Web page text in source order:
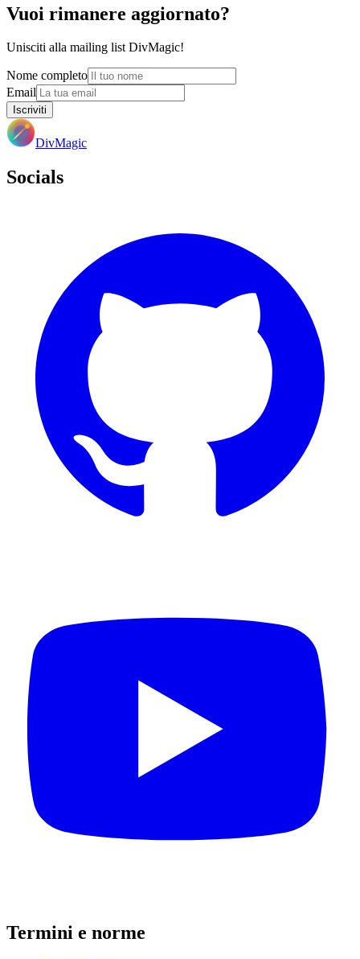
Vuoi rimanere aggiornato?
Unisciti alla mailing list DivMagic!
Nome completo
Email
Iscriviti
DivMagic
Socials
Termini e norme